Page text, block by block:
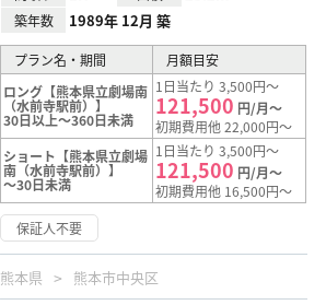
築年数 1989年 12月 築
プラン名・期間
月額目安
ロング【熊本県立劇場南
（水前寺駅前）】
30日以上～360日未満
1日当たり 3,500円～
121,500 円/月～
初期費用他 22,000円～
ショート【熊本県立劇場
南（水前寺駅前）】
～30日未満
1日当たり 3,500円～
121,500 円/月～
初期費用他 16,500円～
保証人不要
熊本県 熊本市中央区